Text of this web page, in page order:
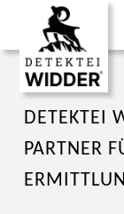
DETEKTEI
PARTNER